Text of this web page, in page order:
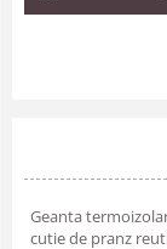
Geanta
cutie de pranz